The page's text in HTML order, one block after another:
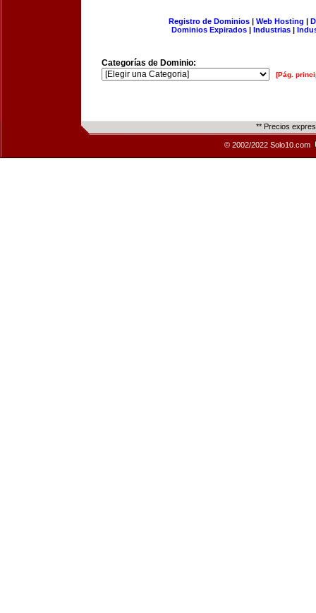
Registro de Dominios| Web Hosting |
Dominios Expirados | Industrias |
Categorías de Dominio:
[Pág.
** Precios
© 2002/2022 Solo10.com